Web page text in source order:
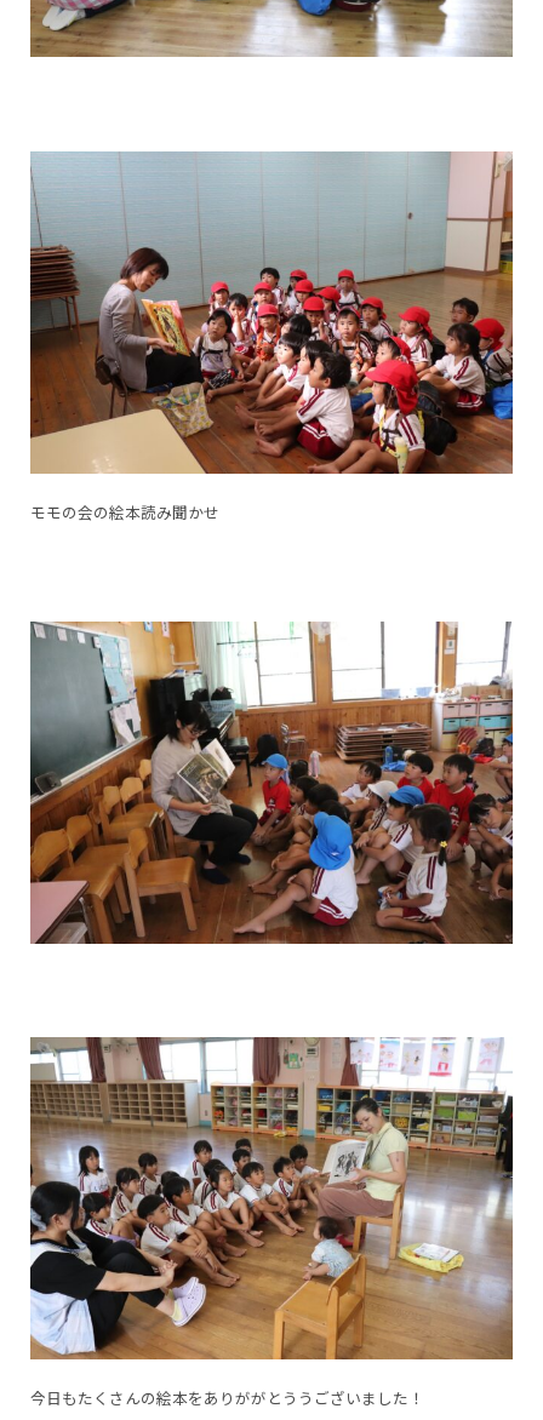
モモの会の絵本読み聞かせ
今日もたくさんの絵本をありががとううございました！